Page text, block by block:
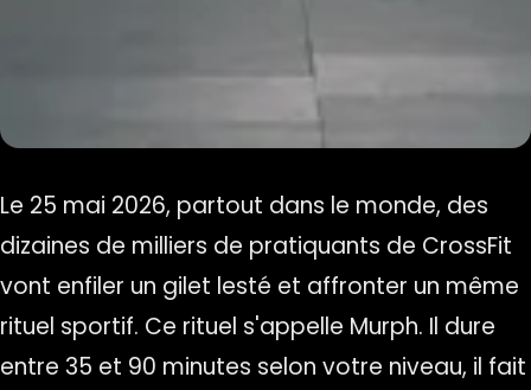
Le 25 mai 2026, partout dans le monde, des
dizaines de milliers de pratiquants de CrossFit
vont enfiler un gilet lesté et affronter un même
rituel sportif. Ce rituel s'appelle Murph. Il dure
entre 35 et 90 minutes selon votre niveau, il fait